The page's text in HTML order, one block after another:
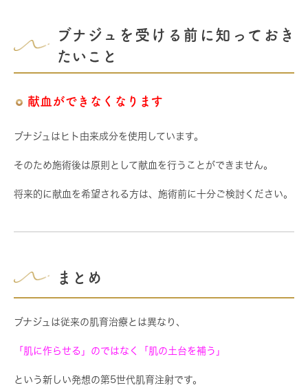
ブナジュを受ける前に知っておき
たいこと
献血ができなくなります
ブナジュはヒト由来成分を使用しています。
そのため施術後は原則として献血を行うことができません。
将来的に献血を希望される方は、施術前に十分ご検討ください。
まとめ
ブナジュは従来の肌育治療とは異なり、
「肌に作らせる」のではなく「肌の土台を補う」
という新しい発想の第5世代肌育注射です。